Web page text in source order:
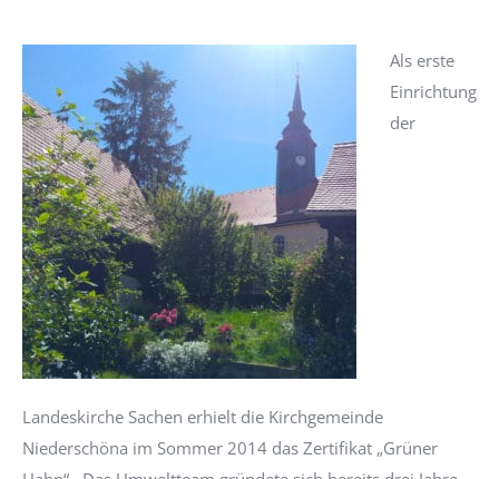
Als erste
Einrichtung
der
Landeskirche Sachen erhielt die Kirchgemeinde
Niederschöna im Sommer 2014 das Zertifikat „Grüner